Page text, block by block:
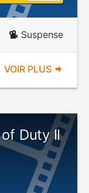
Suspense
VOIR PLUS
Duty II